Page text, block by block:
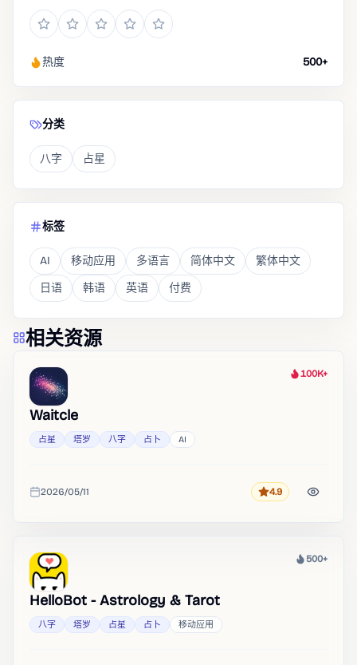
热度 500+
分类
八字 占星
标签
AI 移动应用 多语言 简体中文
繁体中文
日语
韩语 英语 付费
相关资源
热度
100K+
Waitcle
占星 塔罗 八字 占卜 AI
收录时间
2026/05/11 评分4.9
热度
500+
HelloBot - Astrology & Tarot
八字 塔罗 占星 占卜 移动应用